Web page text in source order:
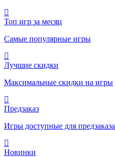
Топ игр за месяц
Самые популярные игры
Лучшие скидки
Максимальные скидки на игры
Предзаказ
Игры доступные для предзаказа
Новинки